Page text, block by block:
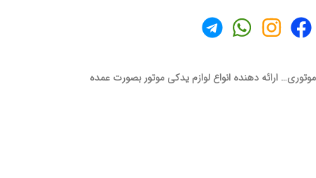
موتوری… ارائه دهنده انواع لوازم یدکی موتور بصورت عمده